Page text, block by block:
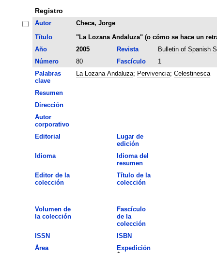
Registro
Autor
Checa, Jorge
Título
"La Lozana Andaluza" (o cómo se hace un
Año
2005 Revista
Bulletin of Spanish
Número
80 Fascículo
1
Palabras
clave
La Lozana Andaluza; Pervivencia; Celestinesca
Resumen
Dirección
Autor
corporativo
Editorial
Lugar de
edición
Idioma
Idioma del
resumen
Editor de la
colección
Título de la
colección
Volumen de
la colección
Fascículo
de la
colección
ISSN
ISBN
Área
Expedición